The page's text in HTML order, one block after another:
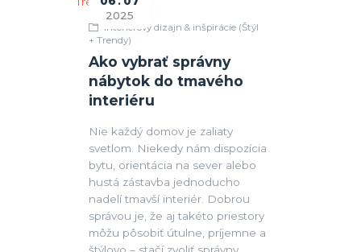
Ako vybrať správny
nábytok do tmavého
interiéru
2025
Interiérový dizajn & inšpirácie (Štýl
+ Trendy)
Nie každý domov je zaliaty
svetlom. Niekedy nám dispozícia
bytu, orientácia na sever alebo
hustá zástavba jednoducho
nadelí tmavší interiér. Dobrou
správou je, že aj takéto priestory
môžu pôsobiť útulne, príjemne a
štýlovo – stačí zvoliť správny